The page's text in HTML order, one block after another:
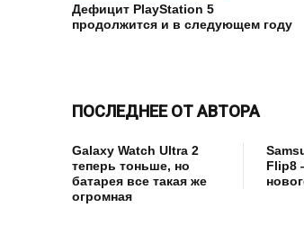
Дефицит PlayStation 5
продолжится и в следующем году
ПОСЛЕДНЕЕ ОТ АВТОРА
Galaxy Watch Ultra 2
теперь тоньше, но
батарея все такая же
огромная
Flip8